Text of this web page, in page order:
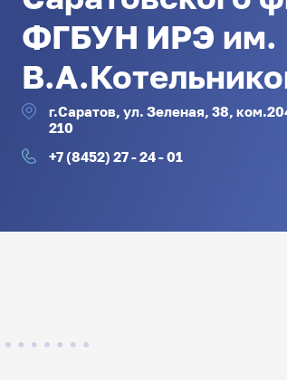
ФГБУН ИРЭ им.
г.Саратов, ул. Зеленая, 38,
210
+7 (8452) 27 - 24 - 01